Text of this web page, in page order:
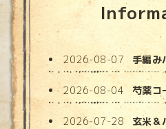
2026-08-07 手編み
2026-08-04 芍薬コ
2026-07-28 玄米＆